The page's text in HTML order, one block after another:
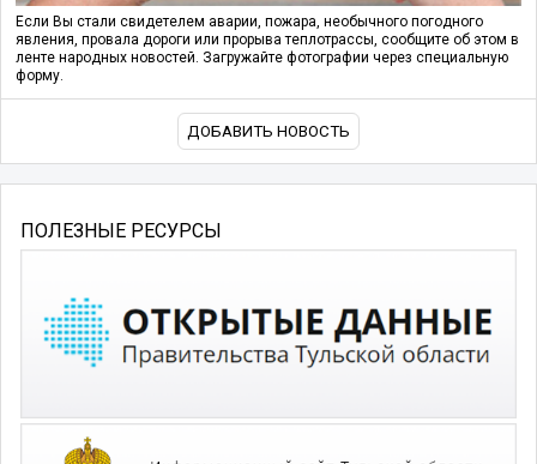
Если Вы стали свидетелем аварии, пожара, необычного погодного
явления, провала дороги или прорыва теплотрассы, сообщите об этом в
ленте народных новостей. Загружайте фотографии через специальную
форму.
ДОБАВИТЬ НОВОСТЬ
ПОЛЕЗНЫЕ РЕСУРСЫ